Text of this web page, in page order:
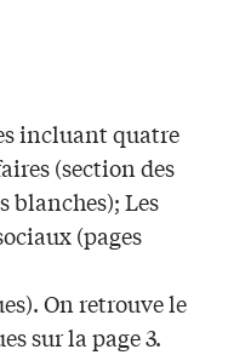
incluant quatre
(section des
blanches); Les
(pages
On retrouve le
sur la page 3.